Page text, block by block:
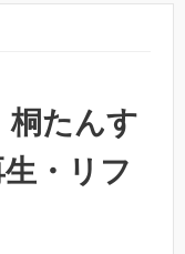
たんす
・リフ